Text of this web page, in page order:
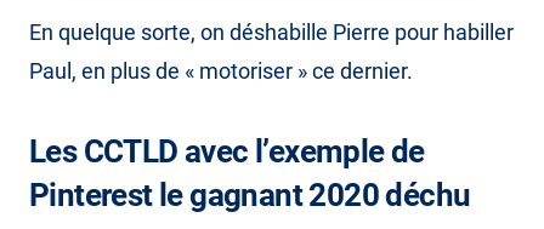
En quelque sorte, on déshabille Pierre pour habiller
Paul, en plus de « motoriser » ce dernier.
Les CCTLD avec l’exemple de
Pinterest le gagnant 2020 déchu